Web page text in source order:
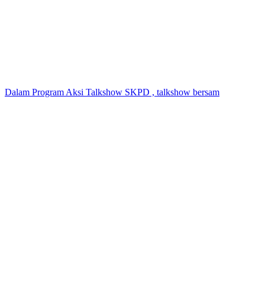
Dalam Program Aksi Talkshow SKPD , talkshow bersam